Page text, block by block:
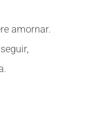
amornar.